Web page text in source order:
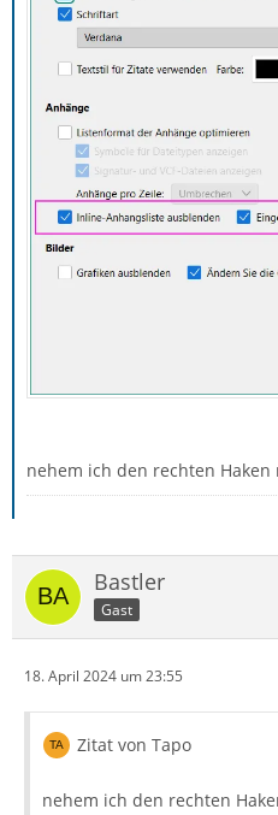
nehem ich den rechten Haken
Bastler
Gast
18. April 2024 um 23:55
Zitat von Tapo
nehem ich den rechten